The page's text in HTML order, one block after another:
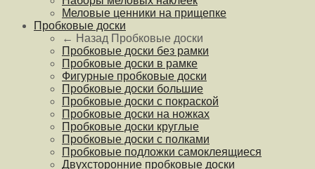
Меловые ценники на прищепке
Пробковые доски
← Назад Пробковые доски
Пробковые доски без рамки
Пробковые доски в рамке
Фигурные пробковые доски
Пробковые доски большие
Пробковые доски с покраской
Пробковые доски на ножках
Пробковые доски круглые
Пробковые доски с полками
Пробковые подложки самоклеящиеся
Двухсторонние пробковые доски